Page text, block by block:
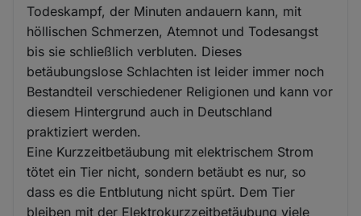
Todeskampf, der Minuten andauern kann, mit
höllischen Schmerzen, Atemnot und Todesangst
bis sie schließlich verbluten. Dieses
betäubungslose Schlachten ist leider immer noch
Bestandteil verschiedener Religionen und kann vor
diesem Hintergrund auch in Deutschland
praktiziert werden.
Eine Kurzzeitbetäubung mit elektrischem Strom
tötet ein Tier nicht, sondern betäubt es nur, so
dass es die Entblutung nicht spürt. Dem Tier
bleiben mit der Elektrokurzzeitbetäubung viele